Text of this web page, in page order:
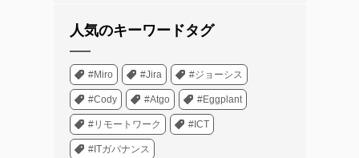
人気のキーワードタグ
#Miro #Jira #ジョーシス
#Cody #Atgo #Eggplant
#リモートワーク #ICT
#ITガバナンス